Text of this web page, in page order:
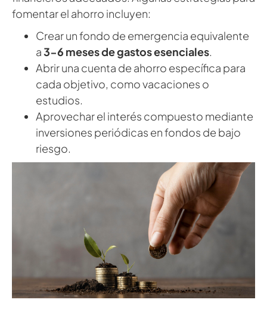
fomentar el ahorro incluyen:
Crear un fondo de emergencia equivalente
a3-6 meses de gastos esenciales.
Abrir una cuenta de ahorro específica para
cada objetivo, como vacaciones o
estudios.
Aprovechar el interés compuesto mediante
inversiones periódicas en fondos de bajo
riesgo.